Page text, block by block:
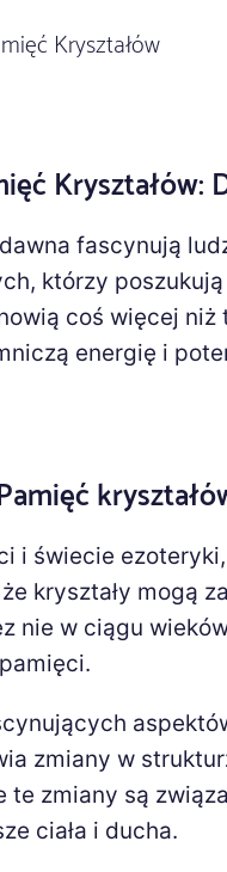
Kryształów
fascynują
którzy
coś więcej
energię i
i świecie
kryształy mogą
nie w ciągu
zmiany w
te zmiany są
ciała i ducha.